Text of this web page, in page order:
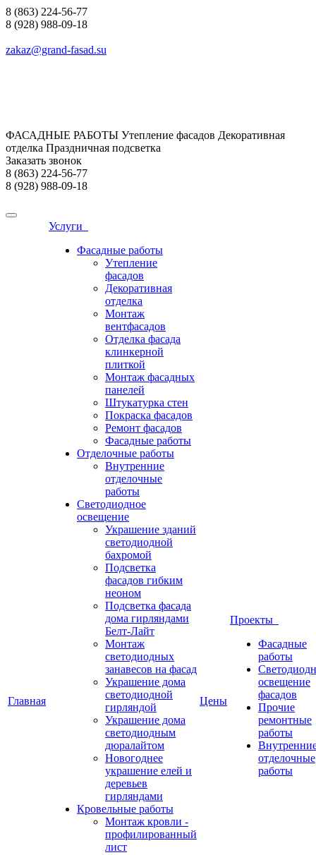
8 (863) 224-56-77
8 (928) 988-09-18
zakaz@grand-fasad.su
ФАСАДНЫЕ РАБОТЫ Утепление фасадов Декоративная
отделка Праздничная подсветка
Заказать звонок
8 (863) 224-56-77
8 (928) 988-09-18
Главная
Услуги
Фасадные работы
Утепление
фасадов
Декоративная
отделка
Монтаж
вентфасадов
Отделка фасада
клинкерной
плиткой
Монтаж фасадных
панелей
Штукатурка стен
Покраска фасадов
Ремонт фасадов
Фасадные работы
Отделочные работы
Внутренние
отделочные
работы
Светодиодное
освещение
Украшение зданий
светодиодной
бахромой
Подсветка
фасадов гибким
неоном
Подсветка фасада
дома гирляндами
Белт-Лайт
Монтаж
светодиодных
занавесов на фасад
Украшение дома
светодиодной
гирляндой
Украшение дома
светодиодным
дюралайтом
Новогоднее
украшение елей и
деревьев
гирляндами
Кровельные работы
Монтаж кровли -
профилированный
лист
Цены
Проекты
Фасадные
работы
освещение
фасадов
Прочие
ремонтные
работы
отделочные
работы